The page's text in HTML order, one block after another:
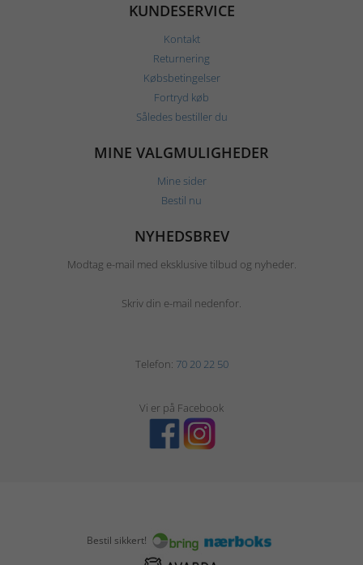
KUNDESERVICE
Kontakt
Returnering
Købsbetingelser
Fortryd køb
Således bestiller du
MINE VALGMULIGHEDER
Mine sider
Bestil nu
NYHEDSBREV
Modtag e-mail med eksklusive tilbud og nyheder.
Skriv din e-mail nedenfor.
Telefon: 70 20 22 50
Vi er på Facebook
Bestil sikkert!